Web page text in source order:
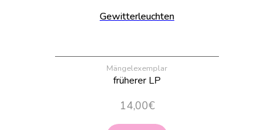
Gewitterleuchten
Mängelexemplar
früherer LP
14,00€